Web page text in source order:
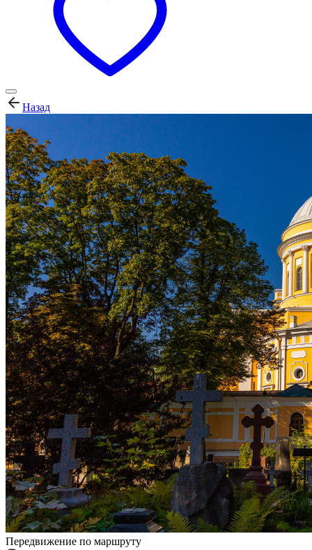
Назад
Передвижение по маршруту